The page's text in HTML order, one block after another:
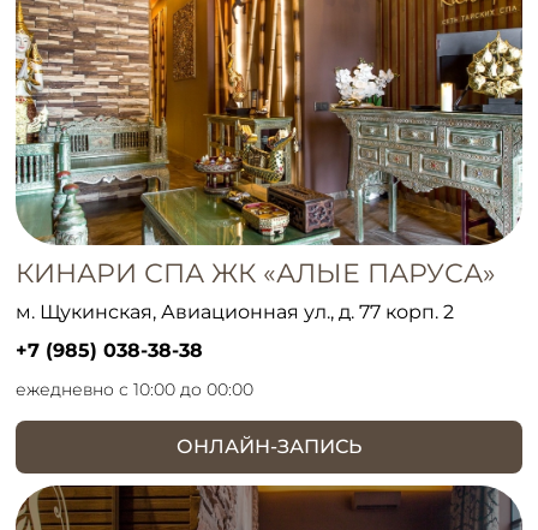
КИНАРИ СПА ЖК «АЛЫЕ ПАРУСА»
м. Щукинская, Авиационная ул., д. 77 корп. 2
+7 (985) 038-38-38
ежедневно с 10:00 до 00:00
ОНЛАЙН-ЗАПИСЬ